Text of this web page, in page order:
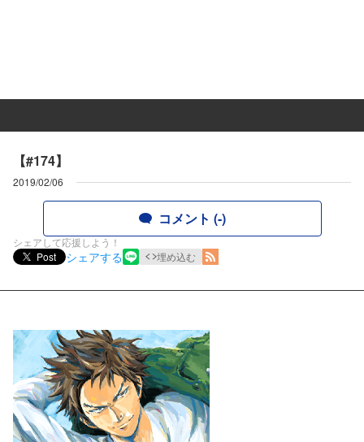
【#174】
2019/02/06
コメント (-)
シェアして応援しよう！
Post
シェアする 埋め込む